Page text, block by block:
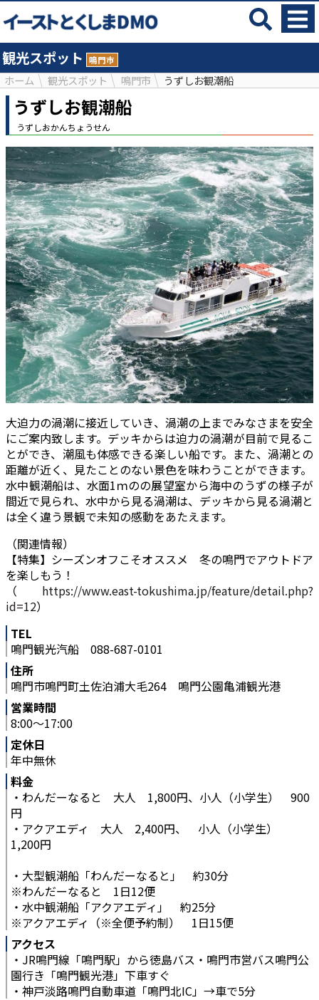
観光スポット 鳴門市
ホーム 観光スポット 鳴門市 うずしお観潮船
うずしお観潮船
うずしおかんちょうせん
大迫力の渦潮に接近していき、渦潮の上までみなさまを安全
にご案内致します。デッキからは迫力の渦潮が目前で見るこ
とができ、潮風も体感できる楽しい船です。また、渦潮との
距離が近く、見たことのない景色を味わうことができます。
水中観潮船は、水面1ｍのの展望室から海中のうずの様子が
間近で見られ、水中から見る渦潮は、デッキから見る渦潮と
は全く違う景観で未知の感動をあたえます。
（関連情報）
【特集】シーズンオフこそオススメ 冬の鳴門でアウトドア
を楽しもう！
（ https://www.east-tokushima.jp/feature/detail.php?
id=12）
TEL
鳴門観光汽船 088-687-0101
住所
鳴門市鳴門町土佐泊浦大毛264 鳴門公園亀浦観光港
営業時間
8:00～17:00
定休日
年中無休
料金
・わんだーなると 大人 1,800円、小人（小学生） 900
円
・アクアエディ 大人 2,400円、 小人（小学生）
1,200円
・大型観潮船「わんだーなると」 約30分
※わんだーなると 1日12便
・水中観潮船「アクアエディ」 約25分
※アクアエディ（※全便予約制） 1日15便
アクセス
・JR鳴門線「鳴門駅」から徳島バス・鳴門市営バス鳴門公
園行き「鳴門観光港」下車すぐ
・神戸淡路鳴門自動車道「鳴門北IC」→車で5分